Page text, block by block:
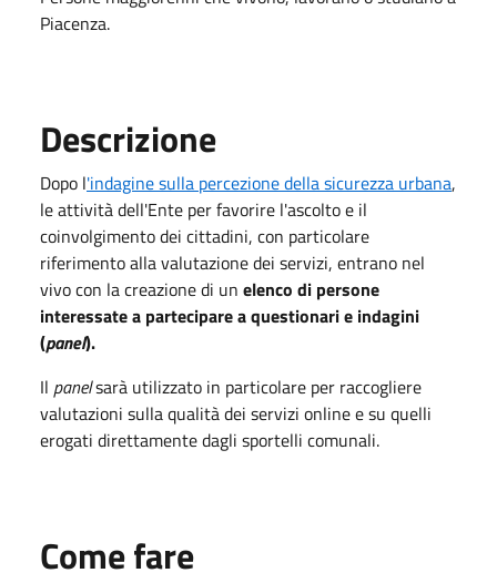
Piacenza.
Descrizione
Dopo l'indagine sulla percezione della sicurezza urbana,
le attività dell'Ente per favorire l'ascolto e il
coinvolgimento dei cittadini, con particolare
riferimento alla valutazione dei servizi, entrano nel
vivo con la creazione di un elenco di persone
interessate a partecipare a questionari e indagini
(panel).
Il panelsarà utilizzato in particolare per raccogliere
valutazioni sulla qualità dei servizi online e su quelli
erogati direttamente dagli sportelli comunali.
Come fare